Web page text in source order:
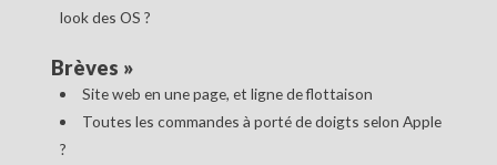
look des OS ?
Brèves »
Site web en une page, et ligne de flottaison
Toutes les commandes à porté de doigts selon Apple
?